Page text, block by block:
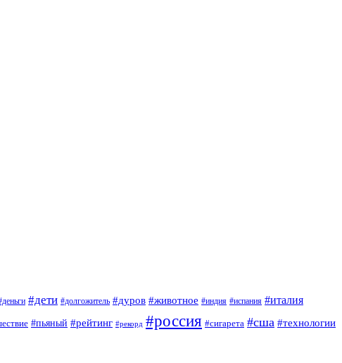
#дети #долгожитель #дуров #животное #индия #испания #италия
#пьяный #рейтинг #рекорд #россия #сигарета #сша #технологии